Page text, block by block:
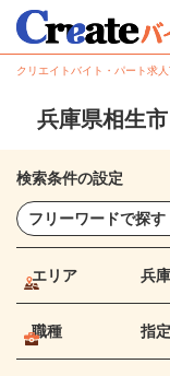
クリエイトバイト・パート求
兵庫県相生
検索条件の設定
エリア 兵
職種 指